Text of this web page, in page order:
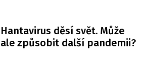
Hantavirus děsí svět. Může
ale způsobit další pandemii?